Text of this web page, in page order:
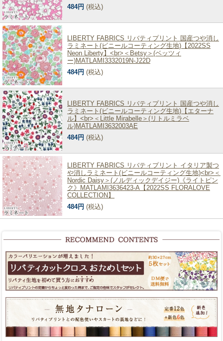
484円 (税込)
LIBERTY FABRICS リバティプリント 国産つや消し
ラミネート(ビニールコーティング生地)【2022SS
Neon Liberty】<br>＜Betsy＞(ベッツィ
ー)MATLAMI3332019N-J22D
484円 (税込)
LIBERTY FABRICS リバティプリント 国産つや消し
ラミネート(ビニールコーティング生地)【エターナ
ル】<br>＜Little Mirabelle＞(リトルミラベ
ル)MATLAMI3632003AE
484円 (税込)
LIBERTY FABRICS リバティプリント イタリア製つ
や消しラミネート(ビニールコーティング生地)<br>＜
Nordic Daisy＞(ノルディックデイジー)《ライトピン
ク》MATLAMI3636423-A【2022SS FLORALOVE
COLLECTION】
484円 (税込)